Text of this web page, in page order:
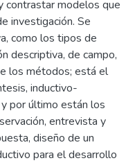
contrastar modelos que
investigación. Se
como los tipos de
descriptiva, de campo,
los métodos; está el
inductivo-
por último están los
entrevista y
diseño de un
para el desarrollo